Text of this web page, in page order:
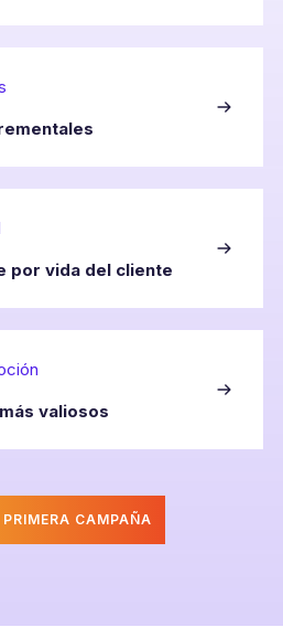
por vida del cliente
valiosos
CAMPAÑA